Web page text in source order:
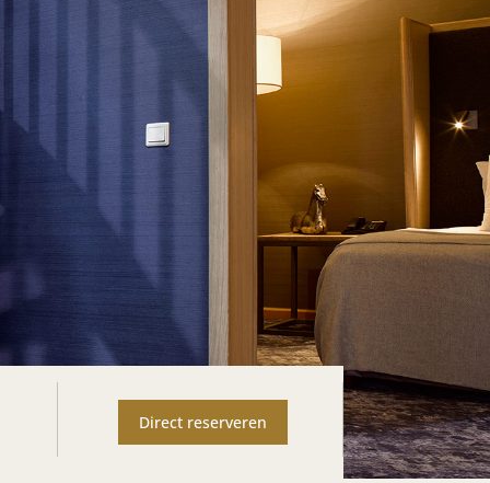
Direct reserveren